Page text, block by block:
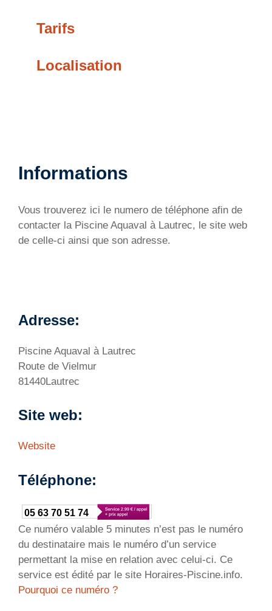
Tarifs
Localisation
Informations
Vous trouverez ici le numero de téléphone afin de
contacter la Piscine Aquaval à Lautrec, le site web
de celle-ci ainsi que son adresse.
Adresse:
Piscine Aquaval à Lautrec
Route de Vielmur
81440Lautrec
Site web:
Website
Téléphone:
05 63 70 51 74
Ce numéro valable 5 minutes n’est pas le numéro
du destinataire mais le numéro d’un service
permettant la mise en relation avec celui-ci. Ce
service est édité par le site Horaires-Piscine.info.
Pourquoi ce numéro ?